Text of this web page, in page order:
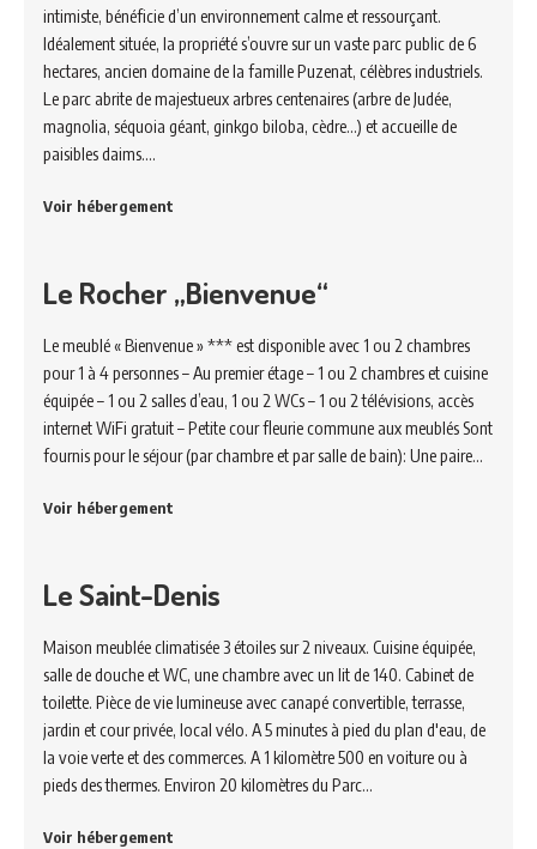
intimiste, bénéficie d’un environnement calme et ressourçant.
Idéalement située, la propriété s’ouvre sur un vaste parc public de 6
hectares, ancien domaine de la famille Puzenat, célèbres industriels.
Le parc abrite de majestueux arbres centenaires (arbre de Judée,
magnolia, séquoia géant, ginkgo biloba, cèdre…) et accueille de
paisibles daims.…
Voir hébergement
Le Rocher „Bienvenue“
Le meublé « Bienvenue » *** est disponible avec 1 ou 2 chambres
pour 1 à 4 personnes – Au premier étage – 1 ou 2 chambres et cuisine
équipée – 1 ou 2 salles d’eau, 1 ou 2 WCs – 1 ou 2 télévisions, accès
internet WiFi gratuit – Petite cour fleurie commune aux meublés Sont
fournis pour le séjour (par chambre et par salle de bain): Une paire…
Voir hébergement
Le Saint-Denis
Maison meublée climatisée 3 étoiles sur 2 niveaux. Cuisine équipée,
salle de douche et WC, une chambre avec un lit de 140. Cabinet de
toilette. Pièce de vie lumineuse avec canapé convertible, terrasse,
jardin et cour privée, local vélo. A 5 minutes à pied du plan d'eau, de
la voie verte et des commerces. A 1 kilomètre 500 en voiture ou à
pieds des thermes. Environ 20 kilomètres du Parc…
Voir hébergement